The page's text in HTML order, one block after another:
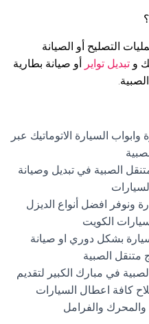
التصليح أو الصيانة
و تبديل تواير أو صيانة بطارية
السيارة الاتوماتيك عبر
الصبية في تبديل وصيانة
ونوفر افضل أنواع الديزل
الكويت
بشكل دوري او صيانة
الصبية
في مبارك الكبير لتقديم
كافة اعطال السيارات
والمحرك والفرامل